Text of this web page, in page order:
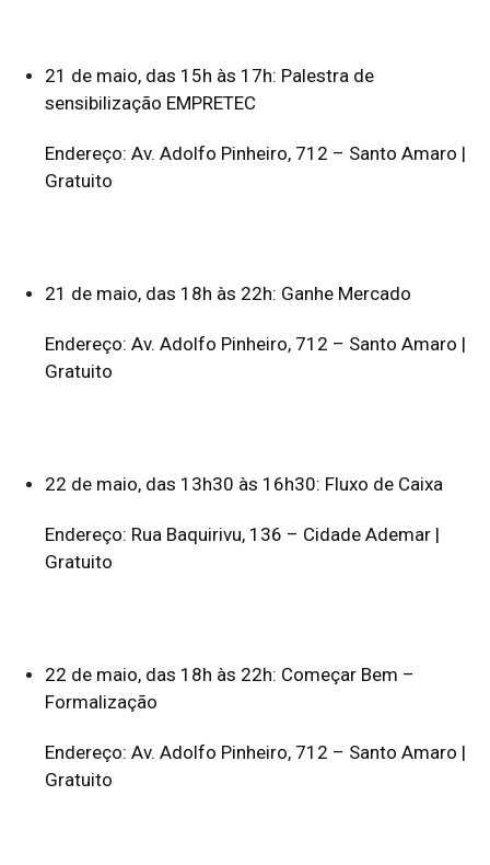
21 de maio, das 15h às 17h: Palestra de
sensibilização EMPRETEC
Endereço: Av. Adolfo Pinheiro, 712 – Santo Amaro |
Gratuito
21 de maio, das 18h às 22h: Ganhe Mercado
Endereço: Av. Adolfo Pinheiro, 712 – Santo Amaro |
Gratuito
22 de maio, das 13h30 às 16h30: Fluxo de Caixa
Endereço: Rua Baquirivu, 136 – Cidade Ademar |
Gratuito
22 de maio, das 18h às 22h: Começar Bem –
Formalização
Endereço: Av. Adolfo Pinheiro, 712 – Santo Amaro |
Gratuito